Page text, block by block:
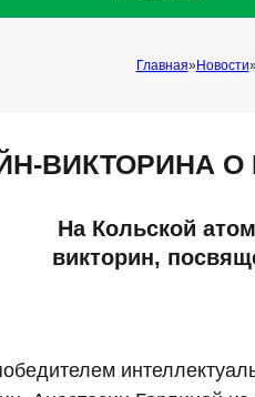
Главная Новости
ВИКТОРИНА
На Кольской
викторин,